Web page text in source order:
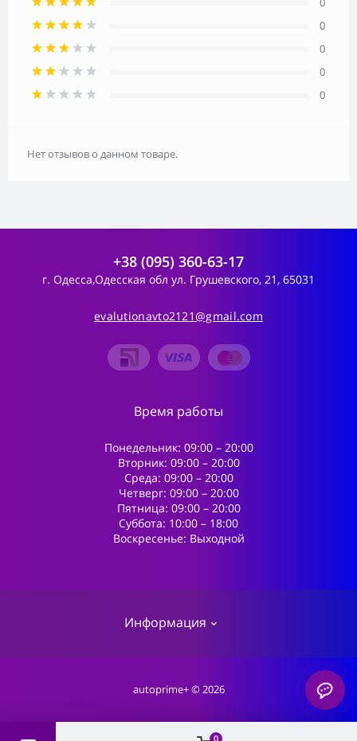
0
0
0
0
0
Нет отзывов о данном товаре.
+38 (095) 360-63-17
г. Одесса,Одесская обл ул. Грушевского, 21, 65031
evalutionavto2121@gmail.com
Информация
О магазине
Время работы
Понедельник: 09:00 – 20:00
Вторник: 09:00 – 20:00
Среда: 09:00 – 20:00
Четверг: 09:00 – 20:00
Пятница: 09:00 – 20:00
Суббота: 10:00 – 18:00
Воскресенье: Выходной
autoprime+ © 2026